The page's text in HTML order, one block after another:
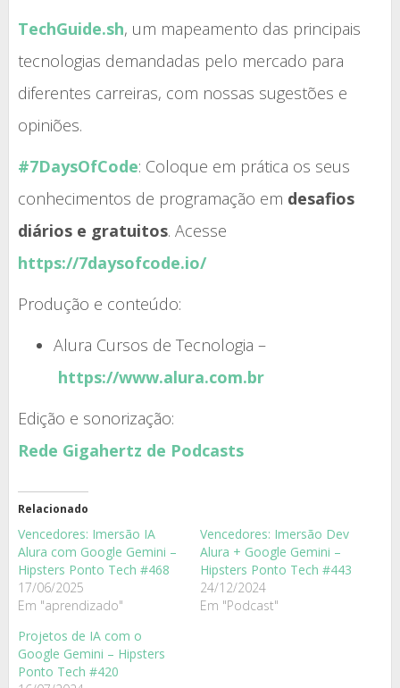
TechGuide.sh, um mapeamento das principais
tecnologias demandadas pelo mercado para
diferentes carreiras, com nossas sugestões e
opiniões.
#7DaysOfCode: Coloque em prática os seus
conhecimentos de programação em desafios
diários e gratuitos. Acesse
https://7daysofcode.io/
Produção e conteúdo:
Alura Cursos de Tecnologia –
https://www.alura.com.br
Edição e sonorização:
Rede Gigahertz de Podcasts
Relacionado
Vencedores: Imersão IA
Alura com Google Gemini –
Hipsters Ponto Tech #468
17/06/2025
Em "aprendizado"
Vencedores: Imersão Dev
Alura + Google Gemini –
Hipsters Ponto Tech #443
24/12/2024
Em "Podcast"
Projetos de IA com o
Google Gemini – Hipsters
Ponto Tech #420